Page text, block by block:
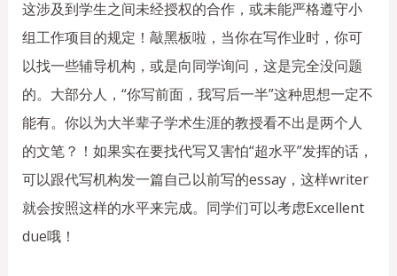
这涉及到学生之间未经授权的合作，或未能严格遵守小
组工作项目的规定！敲黑板啦，当你在写作业时，你可
以找一些辅导机构，或是向同学询问，这是完全没问题
的。大部分人，“你写前面，我写后一半”这种思想一定不
能有。你以为大半辈子学术生涯的教授看不出是两个人
的文笔？！如果实在要找代写又害怕“超水平”发挥的话，
可以跟代写机构发一篇自己以前写的essay，这样writer
就会按照这样的水平来完成。同学们可以考虑Excellent
due哦！